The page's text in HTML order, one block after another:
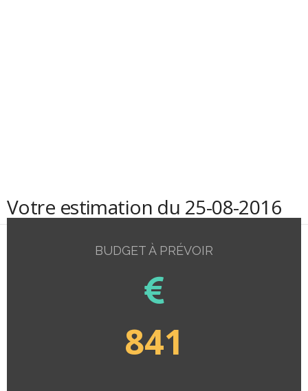
Votre estimation du 25-08-2016
BUDGET À PRÉVOIR
841